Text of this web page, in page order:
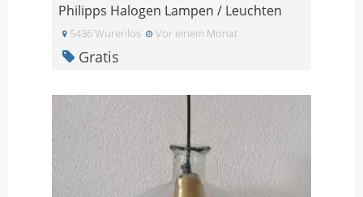
Philipps Halogen Lampen / Leuchten
5436 Wurenlos Vor einem Monat
Gratis